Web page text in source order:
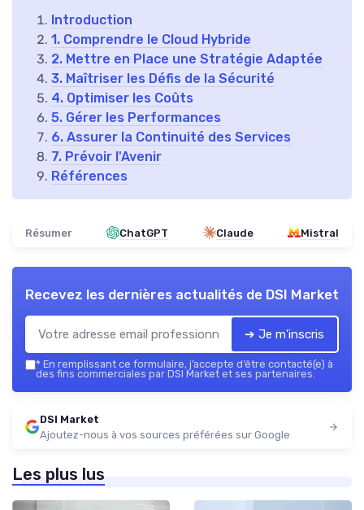
Introduction
1. Comprendre le Cloud Hybride
2. Mettre en Place une Stratégie Adaptée
3. Maîtriser les Défis de la Sécurité
4. Optimiser les Coûts
5. Gérer les Performances
6. Assurer la Continuité des Services
7. Prévoir l'Avenir
Références
Résumer ChatGPT Claude Mistral
Recevez les dernières actualités de DSI Market
➔ Je m'inscris
* En remplissant ce formulaire, j’accepte d’être contacté(e) à
des fins commerciales par DSI Market et ses partenaires.
DSI Market
Ajoutez-nous à vos sources préférées sur Google
Les plus lus